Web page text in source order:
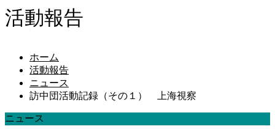
活動報告
ホーム
活動報告
ニュース
訪中団活動記録（その１） 上海視察
ニュース